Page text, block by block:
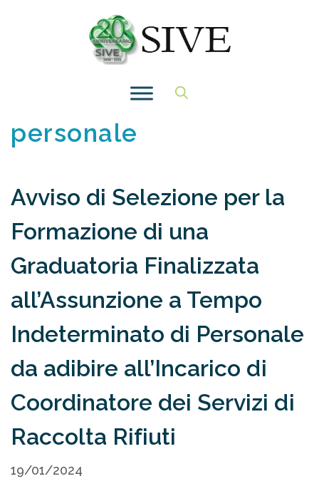
personale
Avviso di Selezione per la
Formazione di una
Graduatoria Finalizzata
all’Assunzione a Tempo
Indeterminato di Personale
da adibire all’Incarico di
Coordinatore dei Servizi di
Raccolta Rifiuti
19/01/2024